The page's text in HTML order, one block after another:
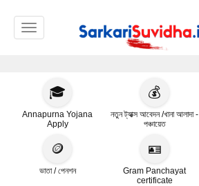
Toggle navigation
🎓
Annapurna Yojana
Apply
💰
নতুন ট্যাক্স আবেদন /খানা আলাদা -
পঞ্চায়েত
🪙
ভাতা / পেনশন
🪪
Gram Panchayat
certificate